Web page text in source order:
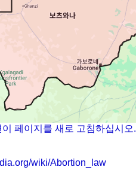
페이지를 새로 고침하십시오.
wiki/Abortion_law